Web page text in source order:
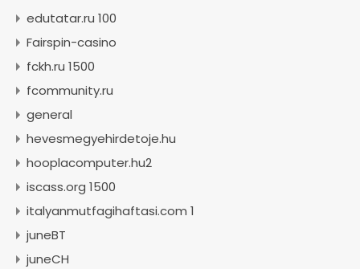
edutatar.ru 100
Fairspin-casino
fckh.ru 1500
fcommunity.ru
general
hevesmegyehirdetoje.hu
hooplacomputer.hu2
iscass.org 1500
italyanmutfagihaftasi.com 1
juneBT
juneCH